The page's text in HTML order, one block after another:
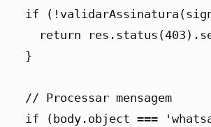
if
return
  }
  // Processar mensagem
if (body.object ===